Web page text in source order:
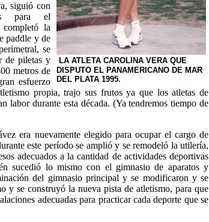
LA ATLETA CAROLINA VERA QUE
DISPUTO EL PANAMERICANO DE MAR
DEL PLATA 1995.
siguió con
para el
la
paddle y de
se
de piletas y
metros de
esfuerzo
propia, trajo sus frutos ya que los atletas de
labor durante esta década. (Ya tendremos tiempo de
era nuevamente elegido para ocupar el cargo de
este período se amplió y se remodeló la utilería,
adecuados a la cantidad de actividades deportivas
sucedió lo mismo con el gimnasio de aparatos y
del gimnasio principal y se modificaron y se
y se construyó la nueva pista de atletismo, para que
adecuadas para practicar cada deporte que se